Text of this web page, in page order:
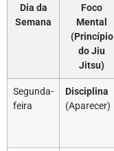
Dia da
Semana
Foco
Mental
(Princípio
do Jiu
Jitsu)
Segunda-
feira
Disciplina
(Aparecer)